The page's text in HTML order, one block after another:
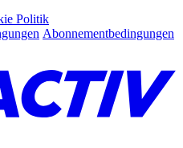
Politik
Abonnementbedingungen